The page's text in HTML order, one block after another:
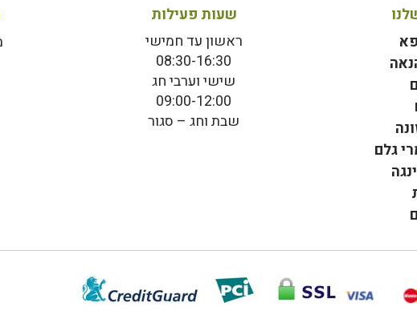
גלם
שעות פעילות
ראשון עד חמישי
08:30-16:30
שישי וערבי חג
09:00-12:00
שבת וחג – סגור